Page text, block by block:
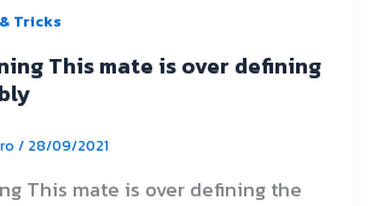
Tricks
This mate is over defining
/ 28/09/2021
This mate is over defining the